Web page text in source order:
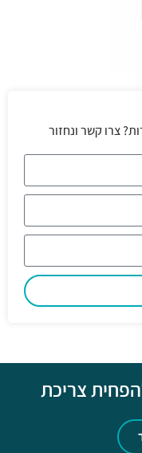
צרו קשר ונחזור
צריכת